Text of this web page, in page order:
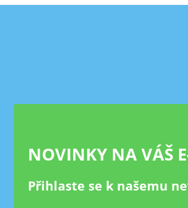
Z
NOVINKY NA VÁŠ
Přihlaste se k našemu